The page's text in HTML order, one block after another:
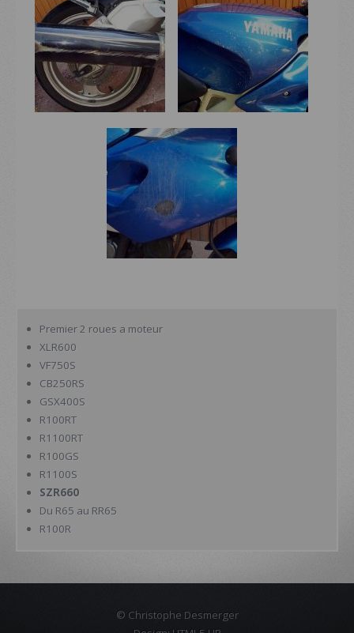
Premier 2 roues a moteur
XLR600
VF750S
CB250RS
GSX400S
R100RT
R1100RT
R100GS
R1100S
SZR660
Du R65 au RR65
R100R
© Christophe Desmerger